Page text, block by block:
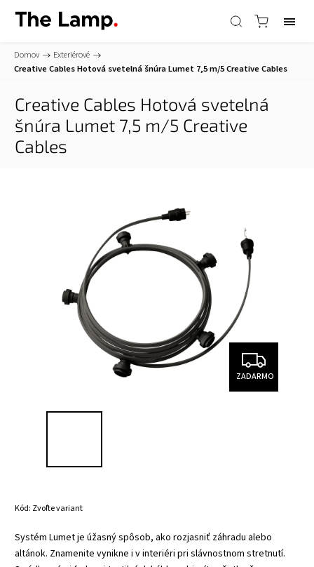
Domov / Exteriérové /
Creative Cables Hotová svetelná šnúra Lumet 7,5 m/5Creative Cables
Creative Cables Hotová svetelná
šnúra Lumet 7,5 m/5 Creative
Cables
ZADARMO
Kód: Zvoľte variant
Systém Lumet je úžasný spôsob, ako rozjasniť záhradu alebo
altánok. Znamenite vynikne i v interiéri pri slávnostnom stretnutí.